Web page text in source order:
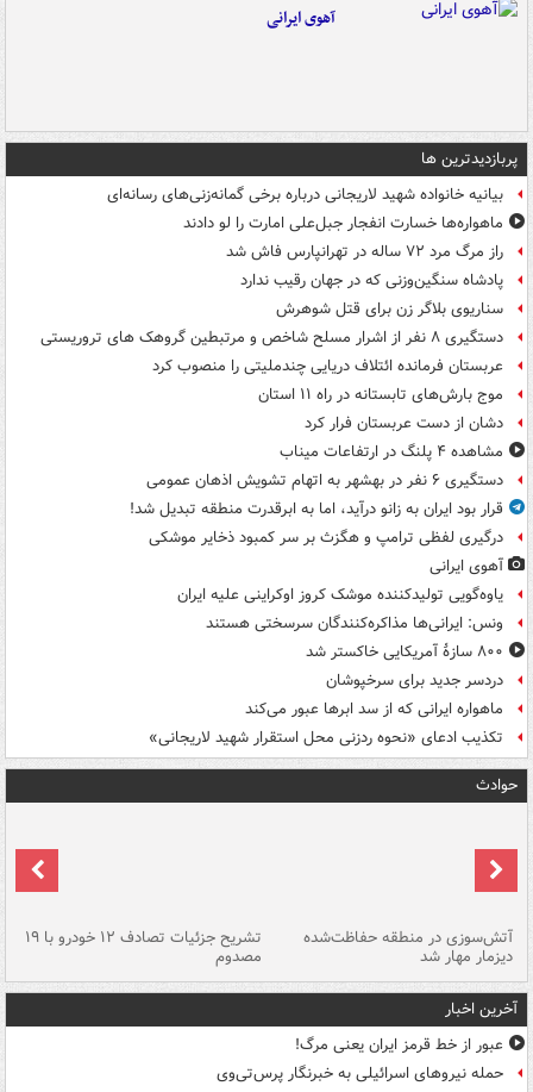
آهوی ایرانی
پربازدیدترین ها
بیانیه خانواده شهید لاریجانی درباره برخی گمانه‌زنی‌های رسانه‌ای
ماهواره‌ها خسارت انفجار جبل‌علی امارت را لو دادند
راز مرگ مرد ۷۲ ساله در تهرانپارس فاش شد
پادشاه سنگین‌وزنی که در جهان رقیب ندارد
سناریوی بلاگر زن برای قتل شوهرش
دستگیری ۸ نفر از اشرار مسلح شاخص و مرتبطین گروهک های تروریستی
عربستان فرمانده ائتلاف دریایی چندملیتی را منصوب کرد
موج بارش‌های تابستانه در راه ۱۱ استان
دشان از دست عربستان فرار کرد
مشاهده ۴ پلنگ در ارتفاعات میناب
دستگیری ۶ نفر در بهشهر به اتهام تشویش اذهان عمومی
قرار بود ایران به زانو درآید، اما به ابرقدرت منطقه تبدیل شد!
درگیری لفظی ترامپ و هگزث بر سر کمبود ذخایر موشکی
آهوی ایرانی
یاوه‌گویی تولیدکننده موشک کروز اوکراینی علیه ایران
ونس: ایرانی‌ها مذاکره‌کنندگان سرسختی هستند
۸۰۰ سازۀ آمریکایی خاکستر شد
دردسر جدید برای سرخپوشان
ماهواره ایرانی که از سد ابرها عبور می‌کند
تکذیب ادعای «نحوه ردزنی محل استقرار شهید لاریجانی»
حوادث
آتش‌سوزی در منطقه حفاظت‌شده
دیزمار مهار شد
تشریح جزئیات تصادف ۱۲ خودرو با ۱۹
مصدوم
آخرین اخبار
عبور از خط قرمز ایران یعنی مرگ!
حمله نیروهای اسرائیلی به خبرنگار پرس‌تی‌وی